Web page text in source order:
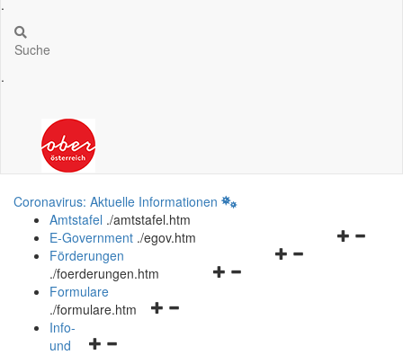
.
Suche
.
Coronavirus: Aktuelle Informationen
Amtstafel ./amtstafel.htm
Navigationsmenü
E-Government ./egov.htm
Navigationsmenü
Förderungen
./foerderungen.htm
Navigationsmenü
Formulare
./formulare.htm
Navigationsmenü
Info-
und